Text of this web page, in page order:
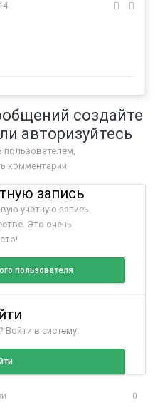
создайте
авторизуйтесь
комментарий
запись
учётную запись
Это очень
пользователя
Войти в систему.
0